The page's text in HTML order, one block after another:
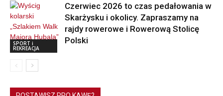
SPORT i
REKREACJA
Czerwiec 2026 to czas pedałowania w
Skarżysku i okolicy. Zapraszamy na
rajdy rowerowe i Rowerową Stolicę
Polski